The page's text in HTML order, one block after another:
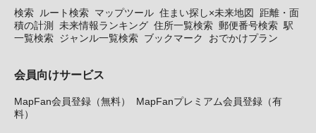
検索 ルート検索 マップツール 住まい探し×未来地図
距離・面
積の計測
未来情報ランキング 住所一覧検索 郵便番号検索 駅
一覧検索 ジャンル一覧検索 ブックマーク おでかけプラン
会員向けサービス
MapFan会員登録（無料）
MapFanプレミアム会員登録（有
料）